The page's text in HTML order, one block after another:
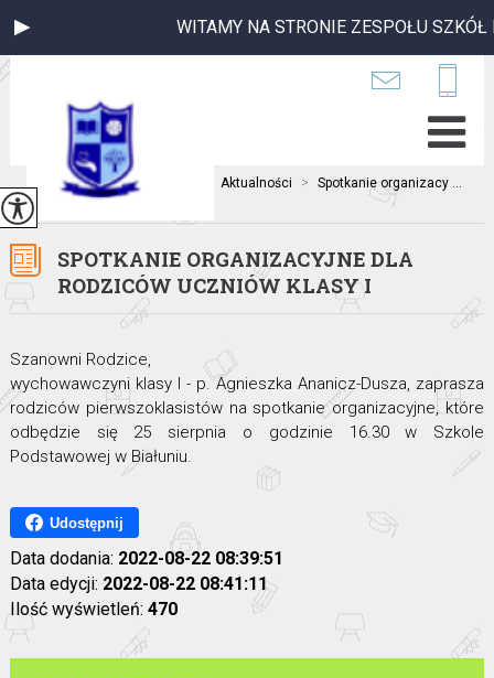
WITAMY NA STRONIE ZESPOŁU SZKÓŁ
Jesteś tutaj: Aktualności > Spotkanie organizacy ...
SPOTKANIE ORGANIZACYJNE DLA
RODZICÓW UCZNIÓW KLASY I
Szanowni Rodzice,
wychowawczyni klasy I - p. Agnieszka Ananicz-Dusza, zaprasza
rodziców pierwszoklasistów na spotkanie organizacyjne, które
odbędzie się 25 sierpnia o godzinie 16.30 w Szkole
Podstawowej w Białuniu.
Udostępnij
Data dodania: 2022-08-22 08:39:51
Data edycji: 2022-08-22 08:41:11
Ilość wyświetleń: 470